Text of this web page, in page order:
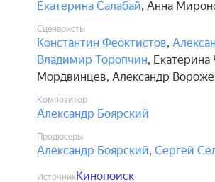
Екатерина Салабай, Анна
Сценаристы
Константин Феоктистов,
Владимир Торопчин, Екатерина
Мордвинцев, Александр
Композитор
Александр Боярский
Продюсеры
Александр Боярский, Сергей
ИсточникКинопоиск